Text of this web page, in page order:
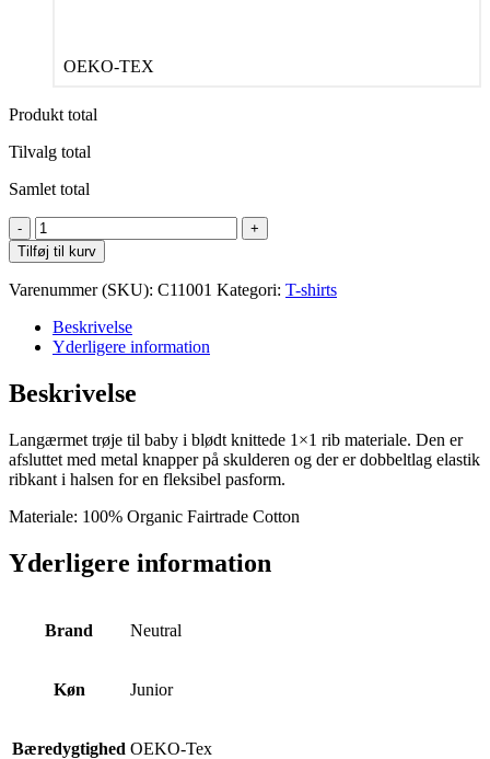
OEKO-TEX
Produkt total
Tilvalg total
Samlet total
Neutral
O11001
Babies
Long
T-
shirt
Tilføj til kurv
Varenummer (SKU): C11001 Kategori: T-shirts
Beskrivelse
Yderligere information
Beskrivelse
Langærmet trøje til baby i blødt knittede 1×1 rib materiale. Den er
afsluttet med metal knapper på skulderen og der er dobbeltlag elastik
ribkant i halsen for en fleksibel pasform.
Materiale: 100% Organic Fairtrade Cotton
Yderligere information
Brand Neutral
Køn Junior
Bæredygtighed OEKO-Tex